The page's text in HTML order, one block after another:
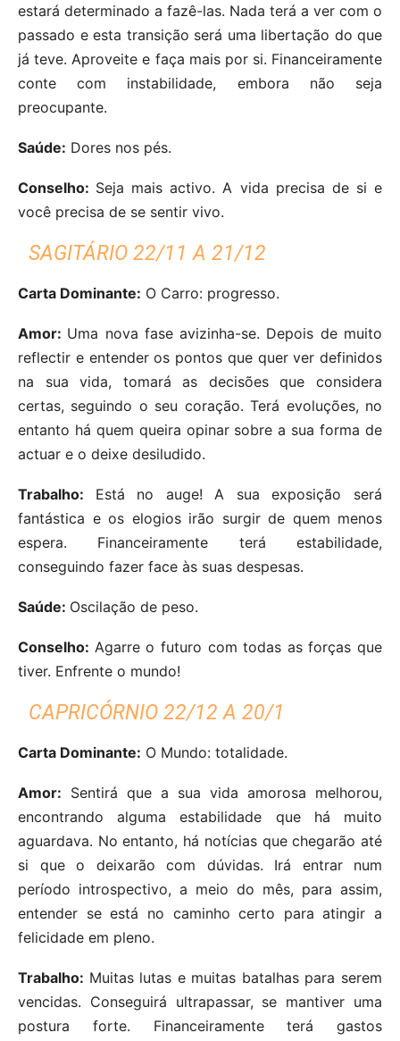
estará determinado a fazê-las. Nada terá a ver com o
passado e esta transição será uma libertação do que
já teve. Aproveite e faça mais por si. Financeiramente
conte com instabilidade, embora não seja
preocupante.
Saúde: Dores nos pés.
Conselho: Seja mais activo. A vida precisa de si e
você precisa de se sentir vivo.
SAGITÁRIO 22/11 A 21/12
Carta Dominante: O Carro: progresso.
Amor: Uma nova fase avizinha-se. Depois de muito
reflectir e entender os pontos que quer ver definidos
na sua vida, tomará as decisões que considera
certas, seguindo o seu coração. Terá evoluções, no
entanto há quem queira opinar sobre a sua forma de
actuar e o deixe desiludido.
Trabalho: Está no auge! A sua exposição será
fantástica e os elogios irão surgir de quem menos
espera. Financeiramente terá estabilidade,
conseguindo fazer face às suas despesas.
Saúde: Oscilação de peso.
Conselho: Agarre o futuro com todas as forças que
tiver. Enfrente o mundo!
CAPRICÓRNIO 22/12 A 20/1
Carta Dominante: O Mundo: totalidade.
Amor: Sentirá que a sua vida amorosa melhorou,
encontrando alguma estabilidade que há muito
aguardava. No entanto, há notícias que chegarão até
si que o deixarão com dúvidas. Irá entrar num
período introspectivo, a meio do mês, para assim,
entender se está no caminho certo para atingir a
felicidade em pleno.
Trabalho: Muitas lutas e muitas batalhas para serem
vencidas. Conseguirá ultrapassar, se mantiver uma
postura forte. Financeiramente terá gastos